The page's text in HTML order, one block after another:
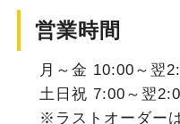
営業時間
月～金 10:00～翌
土日祝 7:00～翌
※ラストオーダー